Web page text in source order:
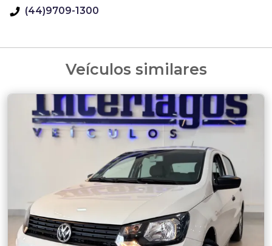
(44)9709-1300
Veículos similares